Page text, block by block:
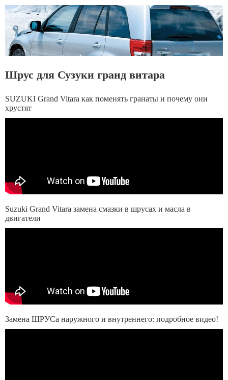
Шрус для Сузуки гранд витара
SUZUKI Grand Vitara как поменять гранаты и почему они
хрустят
Suzuki Grand Vitara замена смазки в шрусах и масла в
двигатели
Замена ШРУСа наружного и внутреннего: подробное видео!